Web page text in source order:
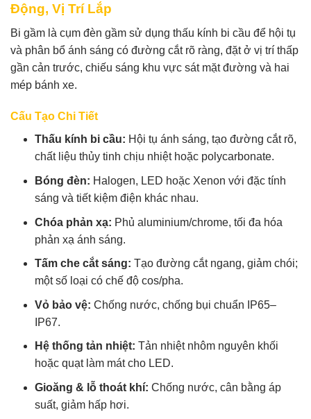
Động, Vị Trí Lắp
Bi gầm là cụm đèn gầm sử dụng thấu kính bi cầu để hội tụ
và phân bổ ánh sáng có đường cắt rõ ràng, đặt ở vị trí thấp
gần cản trước, chiếu sáng khu vực sát mặt đường và hai
mép bánh xe.
Cấu Tạo Chi Tiết
Thấu kính bi cầu: Hội tụ ánh sáng, tạo đường cắt rõ,
chất liệu thủy tinh chịu nhiệt hoặc polycarbonate.
Bóng đèn: Halogen, LED hoặc Xenon với đặc tính
sáng và tiết kiệm điện khác nhau.
Chóa phản xạ: Phủ aluminium/chrome, tối đa hóa
phản xạ ánh sáng.
Tấm che cắt sáng: Tạo đường cắt ngang, giảm chói;
một số loại có chế độ cos/pha.
Vỏ bảo vệ: Chống nước, chống bụi chuẩn IP65–
IP67.
Hệ thống tản nhiệt: Tản nhiệt nhôm nguyên khối
hoặc quạt làm mát cho LED.
Gioăng & lỗ thoát khí: Chống nước, cân bằng áp
suất, giảm hấp hơi.